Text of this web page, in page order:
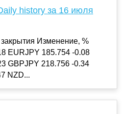
history за 16 июля
Изменение, %
EURJPY 185.754 -0.08
GBPJPY 218.756 -0.34
NZD...